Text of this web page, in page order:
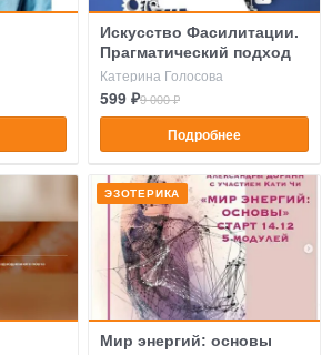
Искусство Фасилитации.
Прагматический подход
Катерина Голосова
599 ₽9 000 ₽
Подробнее
ЭЗОТЕРИКА
Мир энергий: основы